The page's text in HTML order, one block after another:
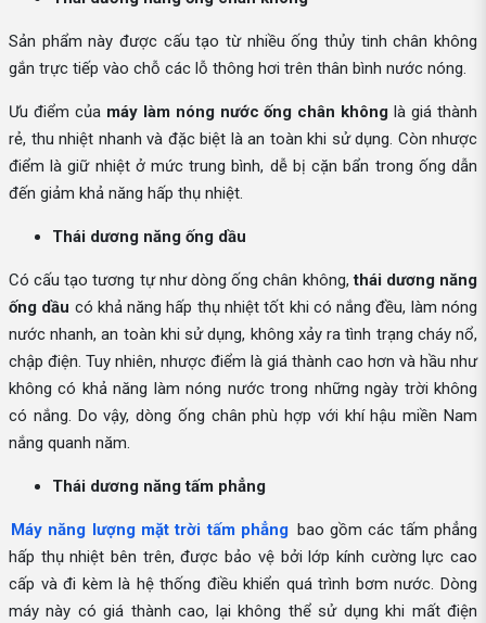
Sản phẩm này được cấu tạo từ nhiều ống thủy tinh chân không
gắn trực tiếp vào chỗ các lỗ thông hơi trên thân bình nước nóng.
Ưu điểm của máy làm nóng nước ống chân không là giá thành
rẻ, thu nhiệt nhanh và đặc biệt là an toàn khi sử dụng. Còn nhược
điểm là giữ nhiệt ở mức trung bình, dễ bị cặn bẩn trong ống dẫn
đến giảm khả năng hấp thụ nhiệt.
Thái dương năng ống dầu
Có cấu tạo tương tự như dòng ống chân không,thái dương năng
ống dầu có khả năng hấp thụ nhiệt tốt khi có nắng đều, làm nóng
nước nhanh, an toàn khi sử dụng, không xảy ra tình trạng cháy nổ,
chập điện. Tuy nhiên, nhược điểm là giá thành cao hơn và hầu như
không có khả năng làm nóng nước trong những ngày trời không
có nắng. Do vậy, dòng ống chân phù hợp với khí hậu miền Nam
nắng quanh năm.
Thái dương năng tấm phẳng
Máy năng lượng mặt trời tấm phẳng bao gồm các tấm phẳng
hấp thụ nhiệt bên trên, được bảo vệ bởi lớp kính cường lực cao
cấp và đi kèm là hệ thống điều khiển quá trình bơm nước. Dòng
máy này có giá thành cao, lại không thể sử dụng khi mất điện